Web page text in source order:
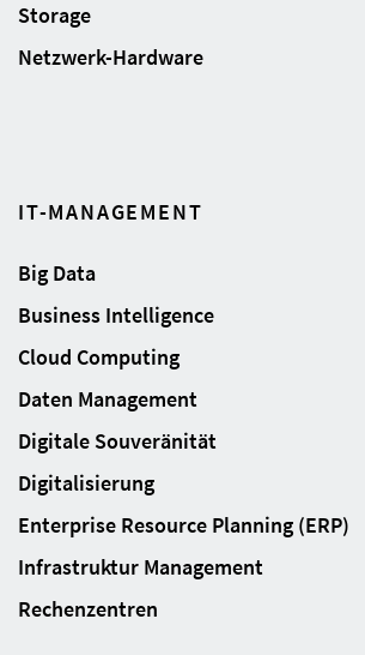
Storage
Netzwerk-Hardware
IT-MANAGEMENT
Big Data
Business Intelligence
Cloud Computing
Daten Management
Digitale Souveränität
Digitalisierung
Enterprise Resource Planning (ERP)
Infrastruktur Management
Rechenzentren